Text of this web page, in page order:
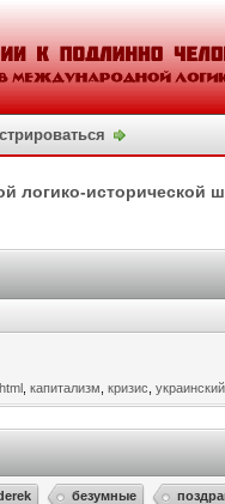
логико-исторической
html капитализм кризис украинский
безумные